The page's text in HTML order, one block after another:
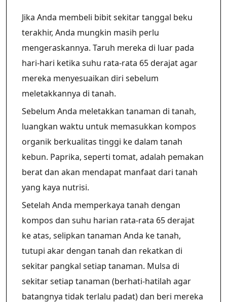
Jika Anda membeli bibit sekitar tanggal beku
terakhir, Anda mungkin masih perlu
mengeraskannya. Taruh mereka di luar pada
hari-hari ketika suhu rata-rata 65 derajat agar
mereka menyesuaikan diri sebelum
meletakkannya di tanah.
Sebelum Anda meletakkan tanaman di tanah,
luangkan waktu untuk memasukkan kompos
organik berkualitas tinggi ke dalam tanah
kebun. Paprika, seperti tomat, adalah pemakan
berat dan akan mendapat manfaat dari tanah
yang kaya nutrisi.
Setelah Anda memperkaya tanah dengan
kompos dan suhu harian rata-rata 65 derajat
ke atas, selipkan tanaman Anda ke tanah,
tutupi akar dengan tanah dan rekatkan di
sekitar pangkal setiap tanaman. Mulsa di
sekitar setiap tanaman (berhati-hatilah agar
batangnya tidak terlalu padat) dan beri mereka